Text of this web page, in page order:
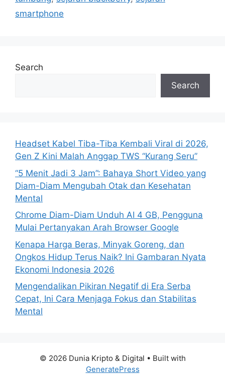
smartphone
Search
Search
Headset Kabel Tiba-Tiba Kembali Viral di 2026,
Gen Z Kini Malah Anggap TWS “Kurang Seru”
“5 Menit Jadi 3 Jam”: Bahaya Short Video yang
Diam-Diam Mengubah Otak dan Kesehatan
Mental
Chrome Diam-Diam Unduh AI 4 GB, Pengguna
Mulai Pertanyakan Arah Browser Google
Kenapa Harga Beras, Minyak Goreng, dan
Ongkos Hidup Terus Naik? Ini Gambaran Nyata
Ekonomi Indonesia 2026
Mengendalikan Pikiran Negatif di Era Serba
Cepat, Ini Cara Menjaga Fokus dan Stabilitas
Mental
© 2026 Dunia Kripto & Digital • Built with
GeneratePress